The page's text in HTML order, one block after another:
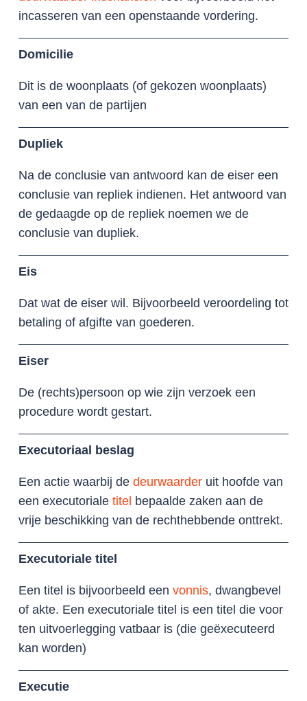
incasseren van een openstaande vordering.
Domicilie
Dit is de woonplaats (of gekozen woonplaats)
van een van de partijen
Dupliek
Na de conclusie van antwoord kan de eiser een
conclusie van repliek indienen. Het antwoord van
de gedaagde op de repliek noemen we de
conclusie van dupliek.
Eis
Dat wat de eiser wil. Bijvoorbeeld veroordeling tot
betaling of afgifte van goederen.
Eiser
De (rechts)persoon op wie zijn verzoek een
procedure wordt gestart.
Executoriaal beslag
Een actie waarbij de deurwaarder uit hoofde van
een executoriale titel bepaalde zaken aan de
vrije beschikking van de rechthebbende onttrekt.
Executoriale titel
Een titel is bijvoorbeeld een vonnis, dwangbevel
of akte. Een executoriale titel is een titel die voor
ten uitvoerlegging vatbaar is (die geëxecuteerd
kan worden)
Executie